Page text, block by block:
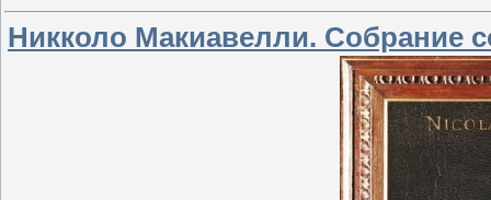
Никколо Макиавелли. Собрание